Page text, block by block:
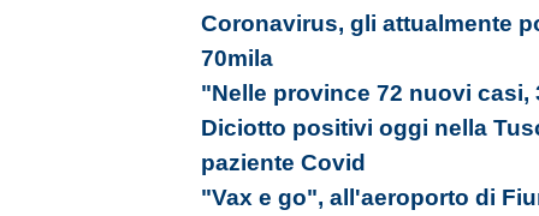
Coronavirus, gli attualmente
70mila
"Nelle province 72 nuovi casi,
Diciotto positivi oggi nella
paziente Covid
"Vax e go", all'aeroporto di